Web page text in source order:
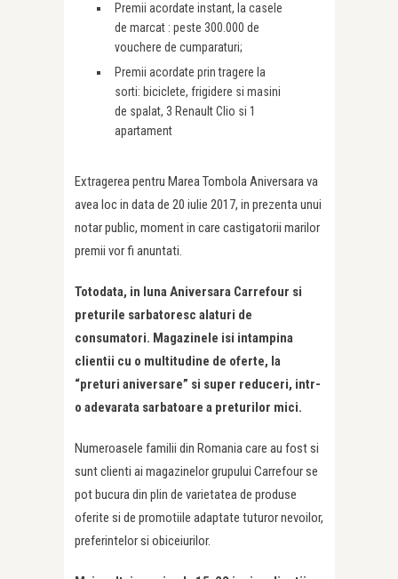
Premii acordate instant, la casele
de marcat : peste 300.000 de
vouchere de cumparaturi;
Premii acordate prin tragere la
sorti: biciclete, frigidere si masini
de spalat, 3 Renault Clio si 1
apartament
Extragerea pentru Marea Tombola Aniversara va
avea loc in data de 20 iulie 2017, in prezenta unui
notar public, moment in care castigatorii marilor
premii vor fi anuntati.
Totodata, in luna Aniversara Carrefour si
preturile sarbatoresc alaturi de
consumatori. Magazinele isi intampina
clientii cu o multitudine de oferte, la
“preturi aniversare” si super reduceri, intr-
o adevarata sarbatoare a preturilor mici.
Numeroasele familii din Romania care au fost si
sunt clienti ai magazinelor grupului Carrefour se
pot bucura din plin de varietatea de produse
oferite si de promotiile adaptate tuturor nevoilor,
preferintelor si obiceiurilor.